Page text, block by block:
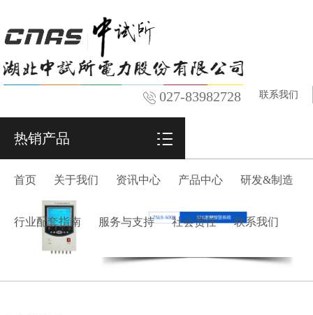
027-83982728 联系我们
热销产品
首页 关于我们 资讯中心 产品中心 研发&制造
行业配套指南 服务与支持 社会责任 联系我们